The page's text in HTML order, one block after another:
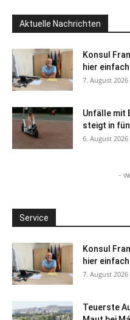
Aktuelle Nachrichten
Konsul
hier
7. August 2026
Unfälle mit
steigt in
6. August 2026
-
Service
Konsul
hier
7. August 2026
Teuerste